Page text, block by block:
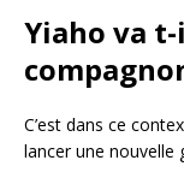
Yiaho va
C’est dans ce
lancer une nouvelle